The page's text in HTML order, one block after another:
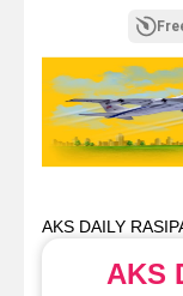
AKS DAILY
AKS